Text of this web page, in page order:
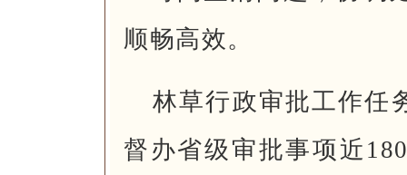
顺畅高效。
林草行政审批工作任
督办省级审批事项近